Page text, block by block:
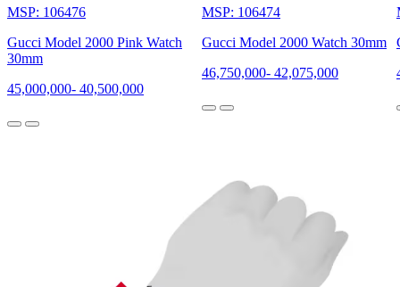
MSP: 106476
Gucci Model 2000 Pink Watch
30mm
45,000,000- 40,500,000
MSP: 106474
Gucci Model 2000 Watch 30mm
46,750,000- 42,075,000